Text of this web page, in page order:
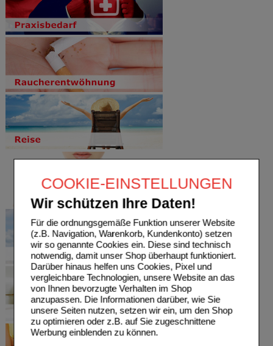
COOKIE-EINSTELLUNGEN
Wir schützen Ihre Daten!
Für die ordnungsgemäße Funktion unserer Website
(z.B. Navigation, Warenkorb, Kundenkonto) setzen
wir so genannte Cookies ein. Diese sind technisch
notwendig, damit unser Shop überhaupt funktioniert.
Darüber hinaus helfen uns Cookies, Pixel und
vergleichbare Technologien, unsere Website an das
von Ihnen bevorzugte Verhalten im Shop
anzupassen. Die Informationen darüber, wie Sie
unsere Seiten nutzen, setzen wir ein, um den Shop
zu optimieren oder z.B. auf Sie zugeschnittene
Werbung einblenden zu können.